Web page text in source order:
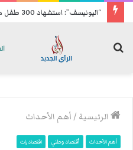
“اليونيسف”: استشهاد 300 طفل منذ إعلان وقف إطلاق النار في غزة
الرئيسية /أهم الأحداث
أهم الأحداث ٱقتصاد وطني اقتصاديات